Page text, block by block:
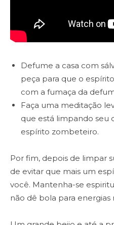
Defume a casa com
peça para que o
com a fumaça da
Faça uma meditação
que está limpando seu
espírito zombeteiro.
Por fim, depois de limpar
de evitar que mais um
você. Mantenha-se
não dê bola para energias